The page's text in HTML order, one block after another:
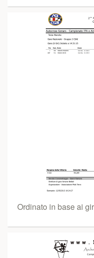
Ordinato in base ai